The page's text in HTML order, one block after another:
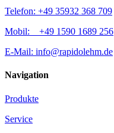
Telefon: +49 35932 368 709
Mobil: +49 1590 1689 256
E-Mail: info@rapidolehm.de
Navigation
Produkte
Service